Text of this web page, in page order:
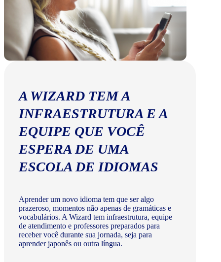
A WIZARD TEM A
INFRAESTRUTURA E A
EQUIPE QUE VOCÊ
ESPERA DE UMA
ESCOLA DE IDIOMAS
Aprender um novo idioma tem que ser algo
prazeroso, momentos não apenas de gramáticas e
vocabulários. A Wizard tem infraestrutura, equipe
de atendimento e professores preparados para
receber você durante sua jornada, seja para
aprender japonês ou outra língua.